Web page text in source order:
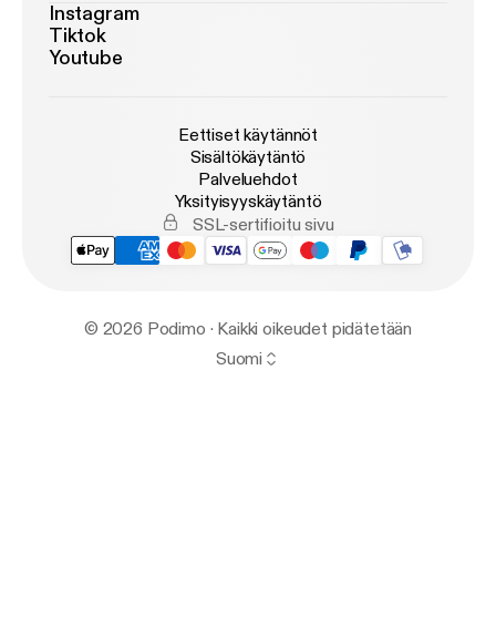
Instagram
Tiktok
Youtube
Eettiset käytännöt
Sisältökäytäntö
Palveluehdot
Yksityisyyskäytäntö
SSL-sertifioitu sivu
© 2026 Podimo · Kaikki oikeudet pidätetään
Suomi